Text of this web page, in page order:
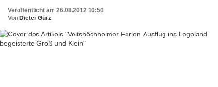
Veröffentlicht am 26.08.2012 10:50
Von Dieter Gürz